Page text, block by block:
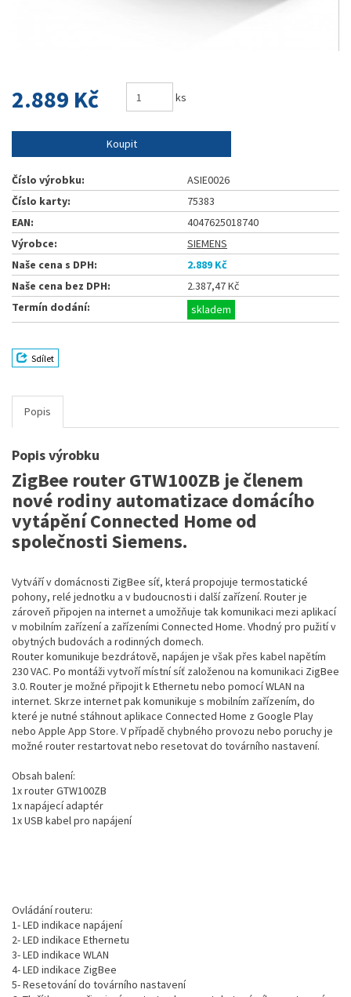
2.889 Kč ks
Koupit
Číslo výrobku:
ASIE0026
Číslo karty:
75383
EAN:
4047625018740
Výrobce:
SIEMENS
Naše cena s DPH:
2.889 Kč
Naše cena bez DPH:
2.387,47 Kč
Termín dodání:
skladem
Sdílet
Popis
Popis výrobku
ZigBee router GTW100ZB je členem
nové rodiny automatizace domácího
vytápění Connected Home od
společnosti Siemens.
Vytváří v domácnosti ZigBee síť, která propojuje termostatické
pohony, relé jednotku a v budoucnosti i další zařízení. Router je
zároveň připojen na internet a umožňuje tak komunikaci mezi aplikací
v mobilním zařízení a zařízeními Connected Home. Vhodný pro pužití v
obytných budovách a rodinných domech.
Router komunikuje bezdrátově, napájen je však přes kabel napětím
230 VAC. Po montáži vytvoří místní síť založenou na komunikaci ZigBee
3.0. Router je možné připojit k Ethernetu nebo pomocí WLAN na
internet. Skrze internet pak komunikuje s mobilním zařízením, do
které je nutné stáhnout aplikace Connected Home z Google Play
nebo Apple App Store. V případě chybného provozu nebo poruchy je
možné router restartovat nebo resetovat do továrního nastavení.
Obsah balení:
1x router GTW100ZB
1x napájecí adaptér
1x USB kabel pro napájení
Ovládání routeru:
1- LED indikace napájení
2- LED indikace Ethernetu
3- LED indikace WLAN
4- LED indikace ZigBee
5- Resetování do továrního nastavení